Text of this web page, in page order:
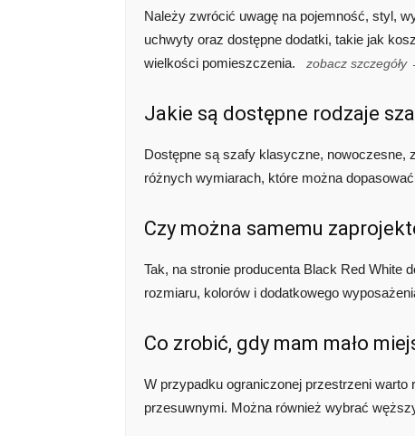
Należy zwrócić uwagę na pojemność, styl,
uchwyty oraz dostępne dodatki, takie jak
wielkości pomieszczenia.
zobacz szczegóły
Jakie są dostępne rodzaje
Dostępne są szafy klasyczne,
różnych wymiarach, które można
Czy można samemu
Tak, na stronie producenta Black Red White
rozmiaru, kolorów i dodatkowego
Co zrobić, gdy mam mało
W przypadku ograniczonej przestrzeni
przesuwnymi. Można również wybrać